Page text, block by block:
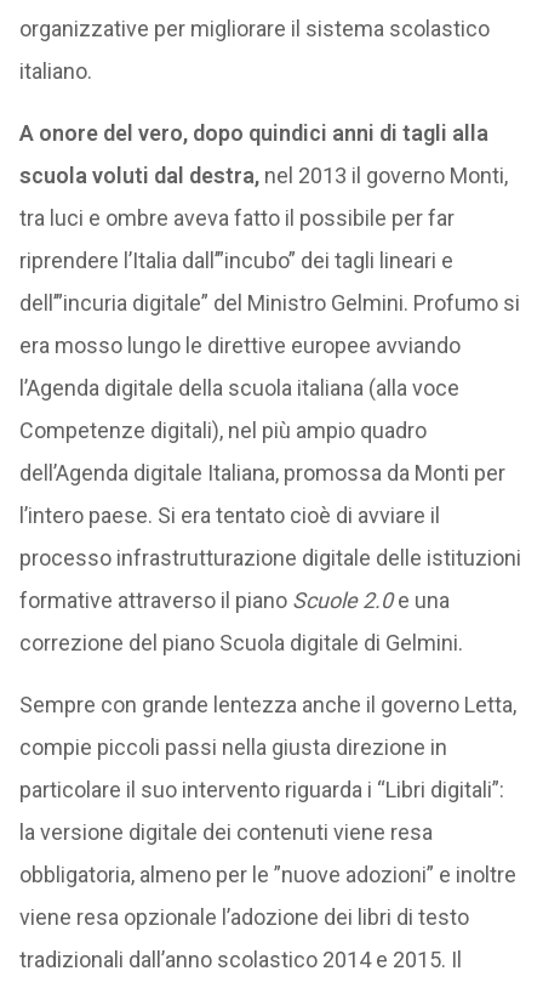
organizzative per migliorare il sistema scolastico
italiano.
A onore del vero, dopo quindici anni di tagli alla
scuola voluti dal destra,nel 2013 il governo Monti,
tra luci e ombre aveva fatto il possibile per far
riprendere l’Italia dall’”incubo” dei tagli lineari e
dell’”incuria digitale” del Ministro Gelmini. Profumo si
era mosso lungo le direttive europee avviando
l’Agenda digitale della scuola italiana (alla voce
Competenze digitali), nel più ampio quadro
dell’Agenda digitale Italiana, promossa da Monti per
l’intero paese. Si era tentato cioè di avviare il
processo infrastrutturazione digitale delle istituzioni
formative attraverso il piano Scuole 2.0e una
correzione del piano Scuola digitale di Gelmini.
Sempre con grande lentezza anche il governo Letta,
compie piccoli passi nella giusta direzione in
particolare il suo intervento riguarda i “Libri digitali”:
la versione digitale dei contenuti viene resa
obbligatoria, almeno per le ”nuove adozioni” e inoltre
viene resa opzionale l’adozione dei libri di testo
tradizionali dall’anno scolastico 2014 e 2015. Il